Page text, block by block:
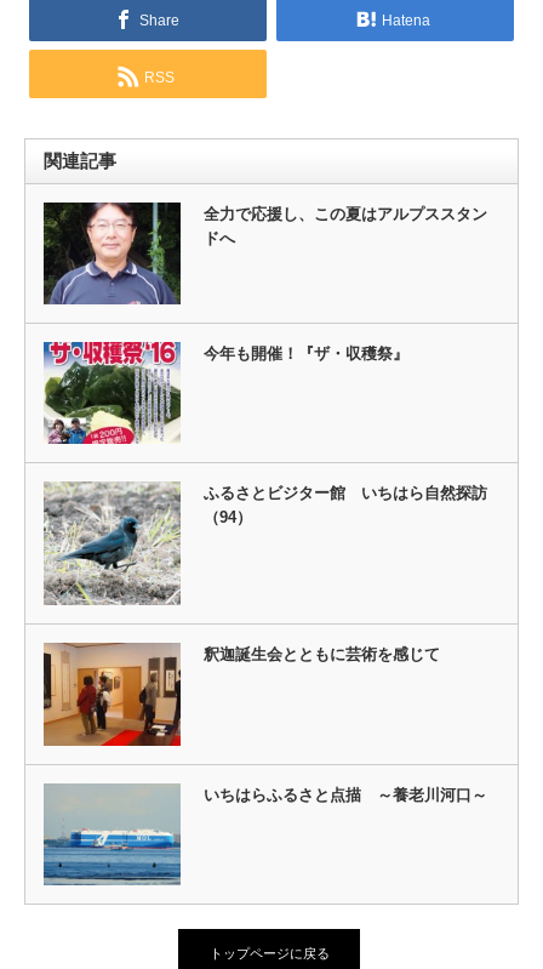
Share Hatena
RSS
関連記事
全力で応援し、この夏はアルプススタン
ドへ
今年も開催！『ザ・収穫祭』
ふるさとビジター館 いちはら自然探訪
（94）
釈迦誕生会とともに芸術を感じて
いちはらふるさと点描 ～養老川河口～
トップページに戻る